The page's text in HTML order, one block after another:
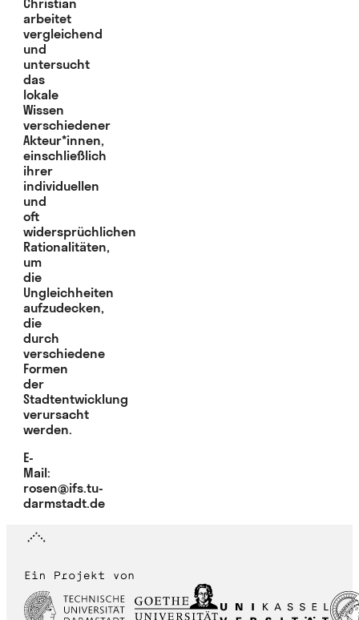
Christian
arbeitet
vergleichend
und
untersucht
das
lokale
Wissen
verschiedener
Akteur*innen,
einschließlich
ihrer
individuellen
und
oft
widersprüchlichen
Rationalitäten,
um
die
Ungleichheiten
aufzudecken,
die
durch
verschiedene
Formen
der
Stadtentwicklung
verursacht
werden.
E-
Mail:
rosen@ifs.tu-
darmstadt.de